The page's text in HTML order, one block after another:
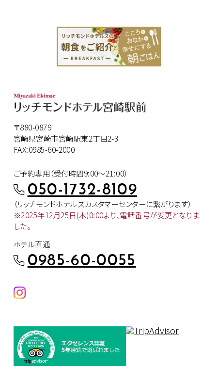
〒880-0879
宮崎県宮崎市宮崎駅東2丁目2-3
FAX:0985-60-2000
ご予約専用（受付時間9:00～21:00）
050-1732-8109
（リッチモンドホテルズカスタマーセンターに繋がります）
※2025年12月25日(木)0:00より、電話番号が変更となりま
した。
ホテル直通
0985-60-0055